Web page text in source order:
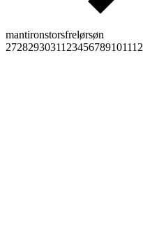
mantironstorsfrelørsøn
27282930311 23456789101112